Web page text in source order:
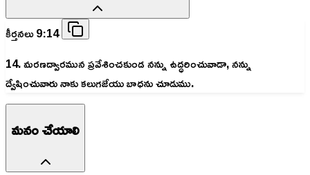
కీర్తనలు 9:14
14. మరణద్వారమున ప్రవేశించకుండ నన్ను ఉద్ధరించువాడా, నన్ను
ద్వేషించువారు నాకు కలుగజేయు బాధను చూడుము.
మనం చేయాలి